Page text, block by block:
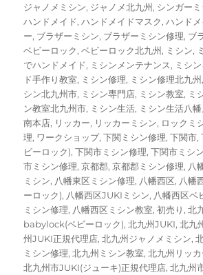
ジャノメミシン, ジャノメ北九州 , シンガー
ハンドメイド,ハンドメイドマスク,ハンド
ー, ブラザーミシン, ブラザーミシン修理, ブ
ベビーロック,ベビーロック北九州 , ミシン,
でハンドメイド, ミシンメンテナンス, ミシ
ド手作り教室, ミシン修理, ミシン修理北九州 ,
シン北九州市, ミシン専門店, ミシン教室, ミ
ン教室北九州市, ミシン生活, ミシン生活八
南本店, リッカー, リッカーミシン, ロックミ
理, ワークショップ,下関ミシン修理,下関市,
ビーロック),下関市ミシン修理,下関市ミシ
市ミシン修理,京都郡,京都郡ミシン修理, 八
ミシン, 八幡東区ミシン修理, 八幡西区, 八幡
ーロック), 八幡西区JUKIミシン, 八幡西区ベ
ミシン修理, 八幡西区ミシン教室,初売り ,北
babylock(ベビーロック),北九州JUKI,北九
州JUKI正規代理店,北九州ジャノメミシン,
ミシン修理,北九州ミシン教室,北九州リッ
北九州市JUKI(ジューキ)正規代理店,北九州